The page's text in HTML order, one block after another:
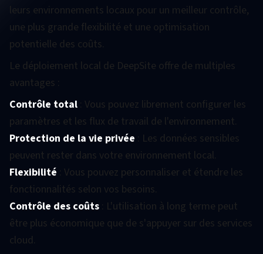
leurs environnements locaux pour un meilleur contrôle,
une plus grande flexibilité et une optimisation
potentielle des coûts.
Le déploiement local de DeepSite offre de multiples
avantages :
Contrôle total : Vous pouvez librement configurer les
paramètres et les flux de travail de l'environnement.
Protection de la vie privée : Les données sensibles
peuvent rester dans votre environnement local.
Flexibilité : Vous pouvez personnaliser et étendre les
fonctionnalités selon vos besoins.
Contrôle des coûts : L'utilisation à long terme peut
être plus économique que de s'appuyer sur des services
cloud.